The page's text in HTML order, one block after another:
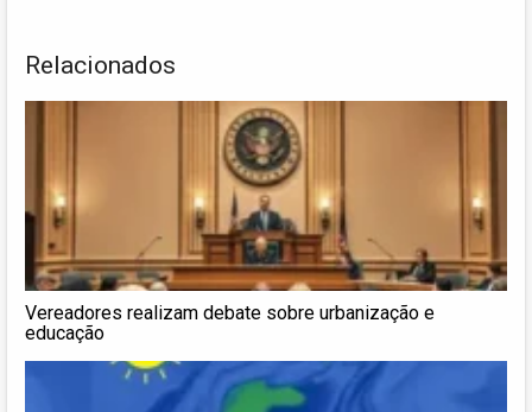
Relacionados
Vereadores realizam debate sobre urbanização e
educação